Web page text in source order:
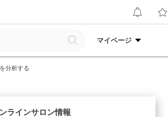
マイページ
分析する
ラインサロン情報